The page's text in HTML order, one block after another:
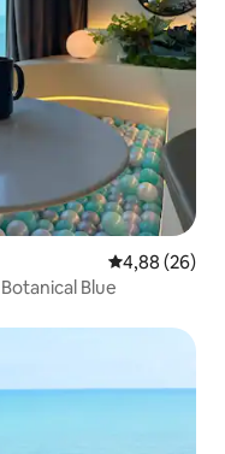
4,88 av 5 i
4,88 (26)
Blue